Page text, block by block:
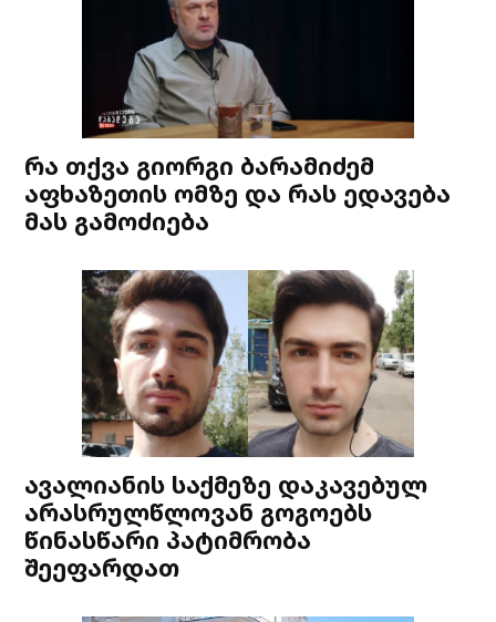
რა თქვა გიორგი ბარამიძემ
აფხაზეთის ომზე და რას ედავება
მას გამოძიება
ავალიანის საქმეზე დაკავებულ
არასრულწლოვან გოგოებს
წინასწარი პატიმრობა
შეეფარდათ